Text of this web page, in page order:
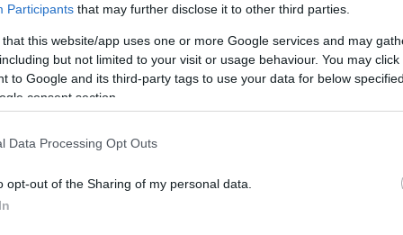
Participants that may further disclose it to other third parties.
that this website/app uses one or more Google services and may
but not limited to your visit or usage behaviour. You may
to Google and its third-party tags to use your data for below
consent section.
Data Processing Opt Outs
opt-out of the Sharing of my personal data.
και εκείνη απάντησε ξεκάθαρα «ναι»,
εννοηθεί πως ό,τι συνέβη έγινε συναινετικά η
πλευρά μου σε καμία στιγμή».